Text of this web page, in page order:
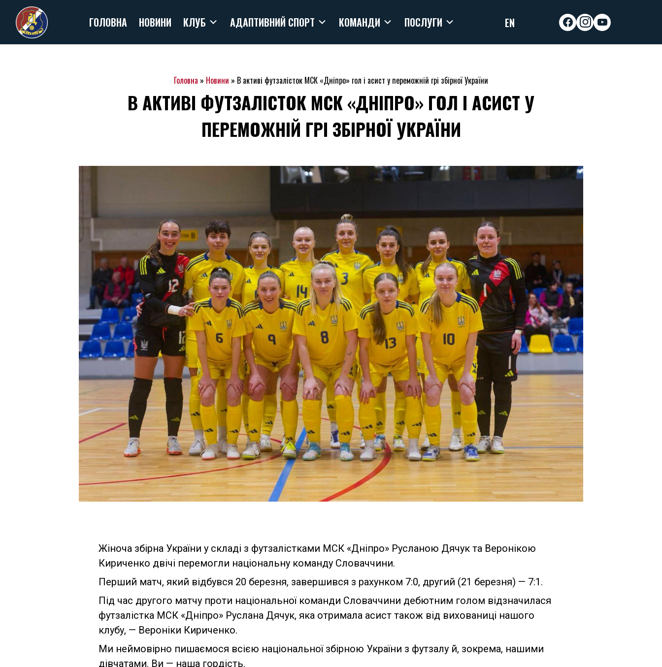
Skip
to
content
ГОЛОВНА НОВИНИ КЛУБ АДАПТИВНИЙ СПОРТ КОМАНДИ ПОСЛУГИ EN facebookinstagram
youtube
Головна » Новини » В активі футзалісток МСК «Дніпро» гол і асист у переможній грі збірної України
В АКТИВІ ФУТЗАЛІСТОК МСК «ДНІПРО» ГОЛ І АСИСТ У
ПЕРЕМОЖНІЙ ГРІ ЗБІРНОЇ УКРАЇНИ
Жіноча збірна України у складі з футзалістками МСК «Дніпро» Русланою Дячук та Веронікою
Кириченко двічі перемогли національну команду Словаччини.
Перший матч, який відбувся 20 березня, завершився з рахунком 7:0, другий (21 березня) — 7:1.
Під час другого матчу проти національної команди Словаччини дебютним голом відзначилася
футзалістка МСК «Дніпро» Руслана Дячук, яка отримала асист також від вихованиці нашого
клубу, — Вероніки Кириченко.
Ми неймовірно пишаємося всією національної збірною України з футзалу й, зокрема, нашими
дівчатами. Ви — наша гордість.